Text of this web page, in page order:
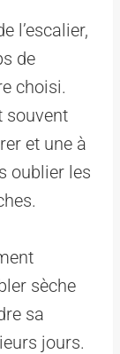
l’escalier,
de
choisi.
souvent
et une à
oublier les
sèche
sa
jours.